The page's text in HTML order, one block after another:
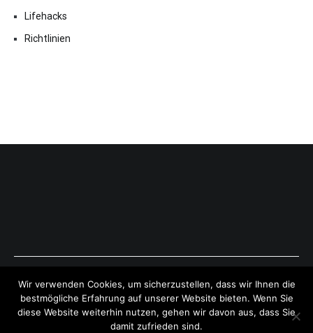
Lifehacks
Richtlinien
Copyright © 2026ExpressAntworten.com . All rights reserved.
Theme:Cenote by ThemeGrill. Powered byWordPress .
Wir verwenden Cookies, um sicherzustellen, dass wir Ihnen die
bestmögliche Erfahrung auf unserer Website bieten. Wenn Sie
diese Website weiterhin nutzen, gehen wir davon aus, dass Sie
damit zufrieden sind.